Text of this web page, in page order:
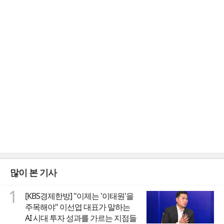
많이 본 기사
1
[KBS경제한방] "이제는 '이태원'을
주목해야" 이선엽 대표가 말하는
AI 시대 투자 성과를 가르는 지점들